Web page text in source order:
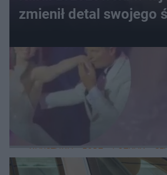
zmienił detal swojego
WARSZAWA ŁÓDŹ